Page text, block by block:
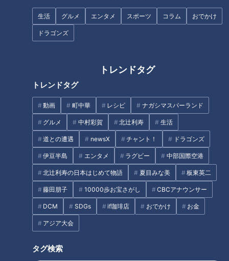
生活 グルメ エンタメ スポーツ コラム おでかけ
ドラゴンズ
トレンドタグ
トレンドタグ
動画 町中華 レシピ ナガシマスパーランド
グルメ 中村彩賀 北辻利寿 生活
道との遭遇 newsX チャント！ ドラゴンズ
伊豆半島 エンタメ ラグビー 中部国際空港
北辻利寿の日本はじめて物語 夏目みな美 板東英二
藤田朋子 10000歩お宝さがし CBCアナウンサー
DCM SDGs if珈琲店 おでかけ お金
アジア大会
タグ検索
従事者の卵たち” 高校看護科の
者に効果的に売れる仕掛け ”と
は？
相手は音信不通、親からは暴
力…「死にたい」“ひとり”にな
った妊婦を救ったもの【孤独出
産ｰ命の瞬間】
数千万円かけて宇宙旅行へ“40
兆円超”宇宙ビジネスとは
三上悠亜も感動「いいものを見
させていただいた」“ワンちゃん
系”年下男子が覚醒！？サイコロ
地獄から奇跡の大逆転
簡単に作れる激ウマ調味料「エ
ビ油」って？個性的な“我が家
流”レシピを大調査
パンサー